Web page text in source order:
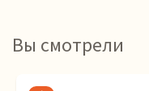
Вы смотрели